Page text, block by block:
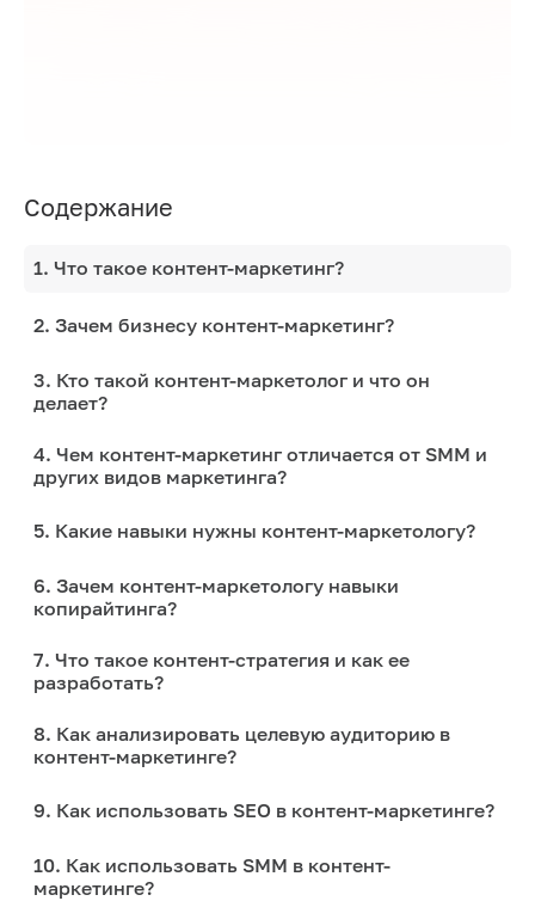
Содержание
1. Что такое контент-маркетинг?
2. Зачем бизнесу контент-маркетинг?
3. Кто такой контент-маркетолог и что он
делает?
4. Чем контент-маркетинг отличается от SMM и
других видов маркетинга?
5. Какие навыки нужны контент-маркетологу?
6. Зачем контент-маркетологу навыки
копирайтинга?
7. Что такое контент-стратегия и как ее
разработать?
8. Как анализировать целевую аудиторию в
контент-маркетинге?
9. Как использовать SEO в контент-маркетинге?
10. Как использовать SMM в контент-
маркетинге?